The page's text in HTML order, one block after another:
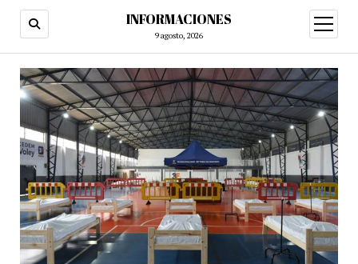
INFORMACIONES
9 agosto, 2026
abrir
menú